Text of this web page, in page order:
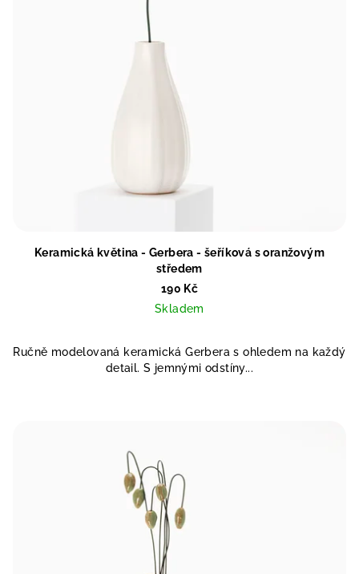
Keramická květina - Gerbera - šeříková s oranžovým
středem
190 Kč
Skladem
Ručně modelovaná keramická Gerbera s ohledem na každý
detail. S jemnými odstíny...